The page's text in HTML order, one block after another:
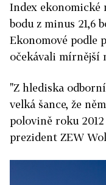
Index ekonomické
bodu z minus 21,6
Ekonomové podle
očekávali mírnější
"Z hlediska
velká šance, že
polovině roku
prezident ZEW